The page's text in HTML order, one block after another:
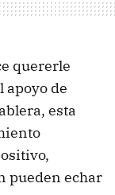
quererle
apoyo de
esta
pueden echar